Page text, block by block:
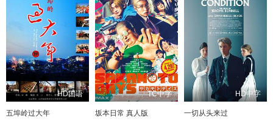
HD国语
五埠岭过大年
TC中字
坂本日常 真人版
HD中字
一切从头来过